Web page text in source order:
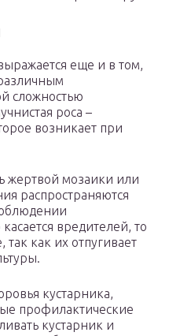
еще и в том,
сложностью
роса –
возникает при
жертвой мозаики или
распространяются
вредителей, то
так как их отпугивает
кустарника,
профилактические
кустарник и